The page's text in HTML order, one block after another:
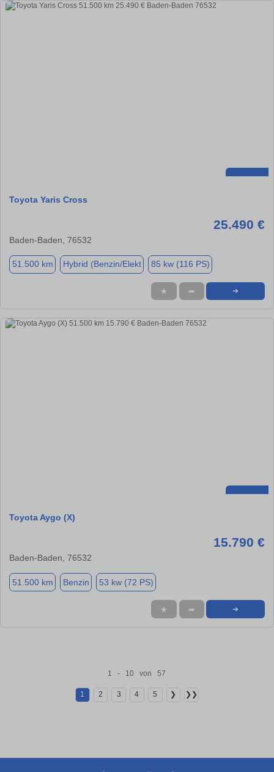
Toyota Yaris Cross
25.490 €
Baden-Baden, 76532
51.500 km Hybrid (Benzin/Elekt 85 kw (116 PS)
★ ➦ ➜
Toyota Aygo (X)
15.790 €
Baden-Baden, 76532
51.500 km Benzin 53 kw (72 PS)
★ ➦ ➜
1 - 10 von 57
1 2 3 4 5 ❯ ❯❯